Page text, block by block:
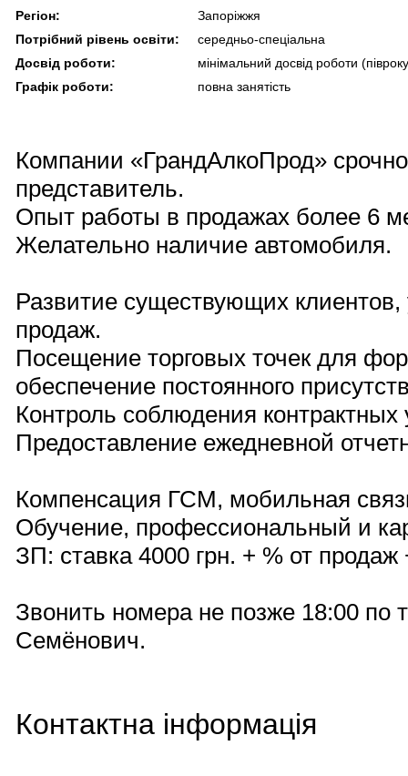
Регіон:
Запоріжжя
Потрібний рівень освіти:
середньо-спеціальна
Досвід роботи:
мінімальний досвід роботи
Графік роботи:
повна занятість
Компании «ГрандАлкоПрод»
представитель.
Опыт работы в продажах более 6
Желательно наличие автомобиля.
Развитие существующих
продаж.
Посещение торговых точек для
обеспечение постоянного
Контроль соблюдения контрактных
Предоставление ежедневной
Компенсация ГСМ, мобильная
Обучение, профессиональный и
ЗП: ставка 4000 грн. + % от продаж
Звонить номера не позже 18:00 по
Семёнович.
Контактна інформація